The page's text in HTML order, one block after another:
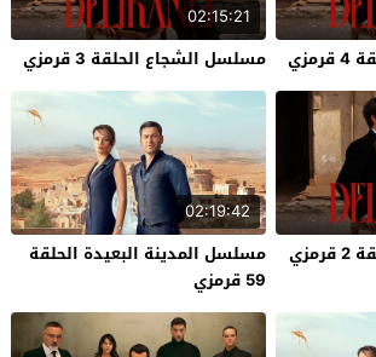
02:15:21
مسلسل الشجاع الحلقة 3 قرمزي
02:19:42
مسلسل المدينة البعيدة الحلقة
59 قرمزي